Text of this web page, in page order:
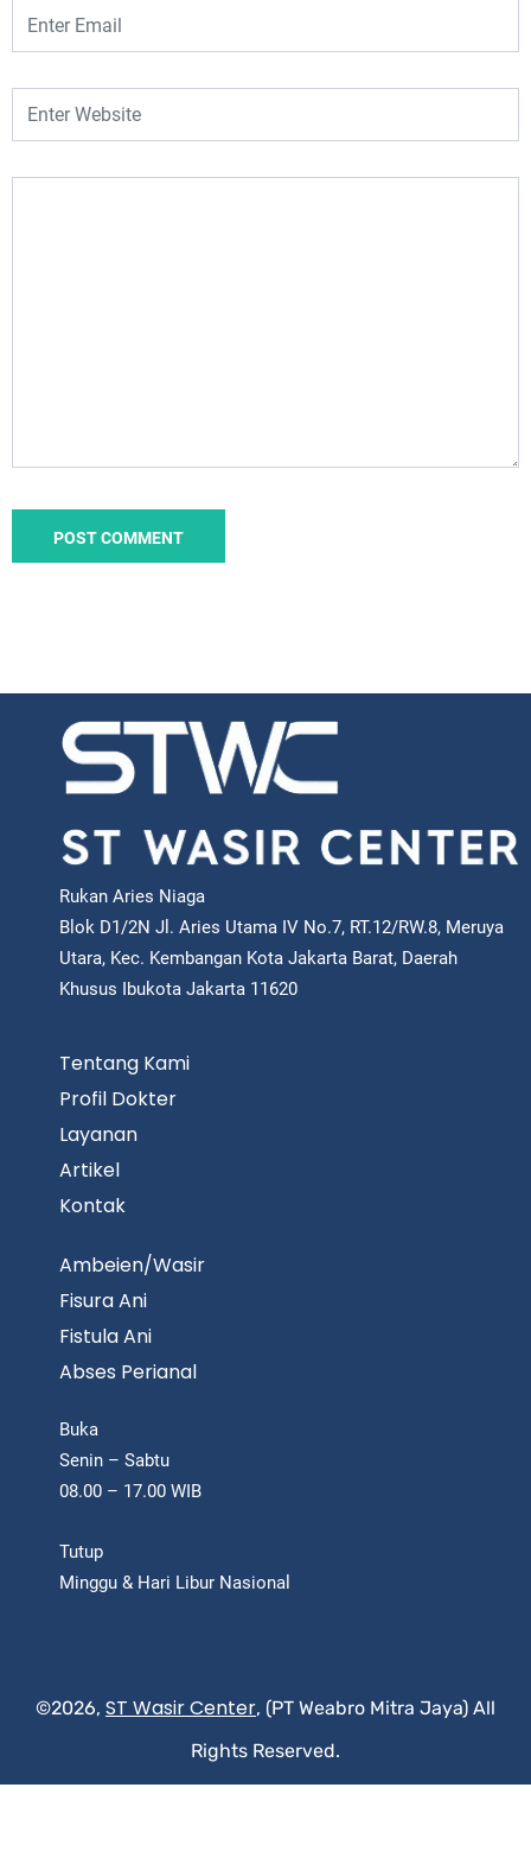
Rukan Aries Niaga
Blok D1/2N Jl. Aries Utama IV No.7, RT.12/RW.8, Meruya
Utara, Kec. Kembangan Kota Jakarta Barat, Daerah
Khusus Ibukota Jakarta 11620
Tentang Kami
Profil Dokter
Layanan
Artikel
Kontak
Ambeien/Wasir
Fisura Ani
Fistula Ani
Abses Perianal
Buka
Senin – Sabtu
08.00 – 17.00 WIB
Tutup
Minggu & Hari Libur Nasional
©2026, ST Wasir Center, (PT Weabro Mitra Jaya) All
Rights Reserved.